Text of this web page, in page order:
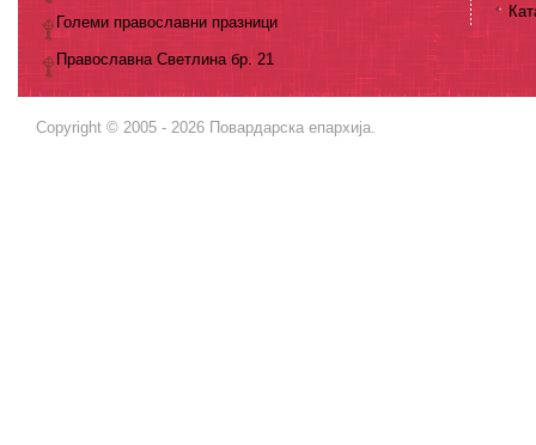
Големи православни празници
Православна Светлина бр. 21
Copyright © 2005 - 2026 Повардарска епархија.